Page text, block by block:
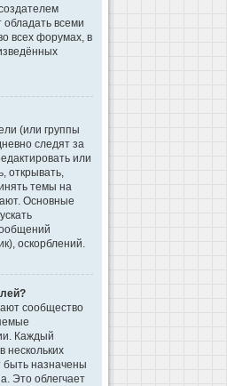
всеми
всех форумах, в
(или группы
следят за
или
открывать,
темы на
Основные
оскорблений.
сообщество
Каждый
нескольких
быть назначены
Это облегчает